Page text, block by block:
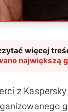
więcej
największą
z